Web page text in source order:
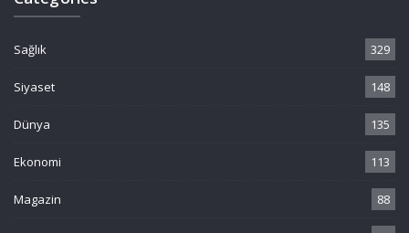
Sağlık 329
Siyaset 148
Dünya 135
Ekonomi 113
Magazin 88